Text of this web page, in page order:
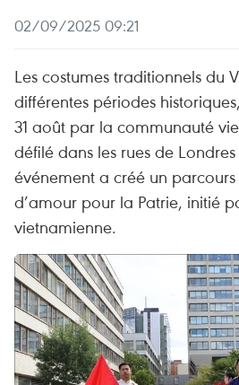
02/09/2025 09:21
Les costumes traditionnels du
différentes périodes
31 août par la communauté
défilé dans les rues de
événement a créé un
d’amour pour la Patrie, initié
vietnamienne.